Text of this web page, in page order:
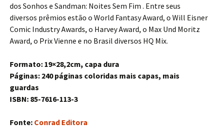
dos Sonhos e Sandman: Noites Sem Fim . Entre seus
diversos prêmios estão o World Fantasy Award, o Will Eisner
Comic Industry Awards, o Harvey Award, o Max Und Moritz
Award, o Prix Vienne e no Brasil diversos HQ Mix.
Formato: 19×28,2cm, capa dura
Páginas: 240 páginas coloridas mais capas, mais
guardas
ISBN: 85-7616-113-3
Fonte: Conrad Editora